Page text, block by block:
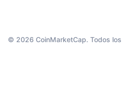
© 2026 CoinMarketCap. Todos